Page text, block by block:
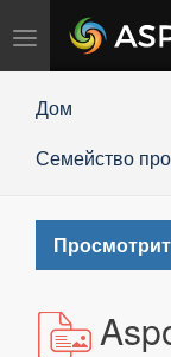
Переключить
навигацию
Дом
Семейство